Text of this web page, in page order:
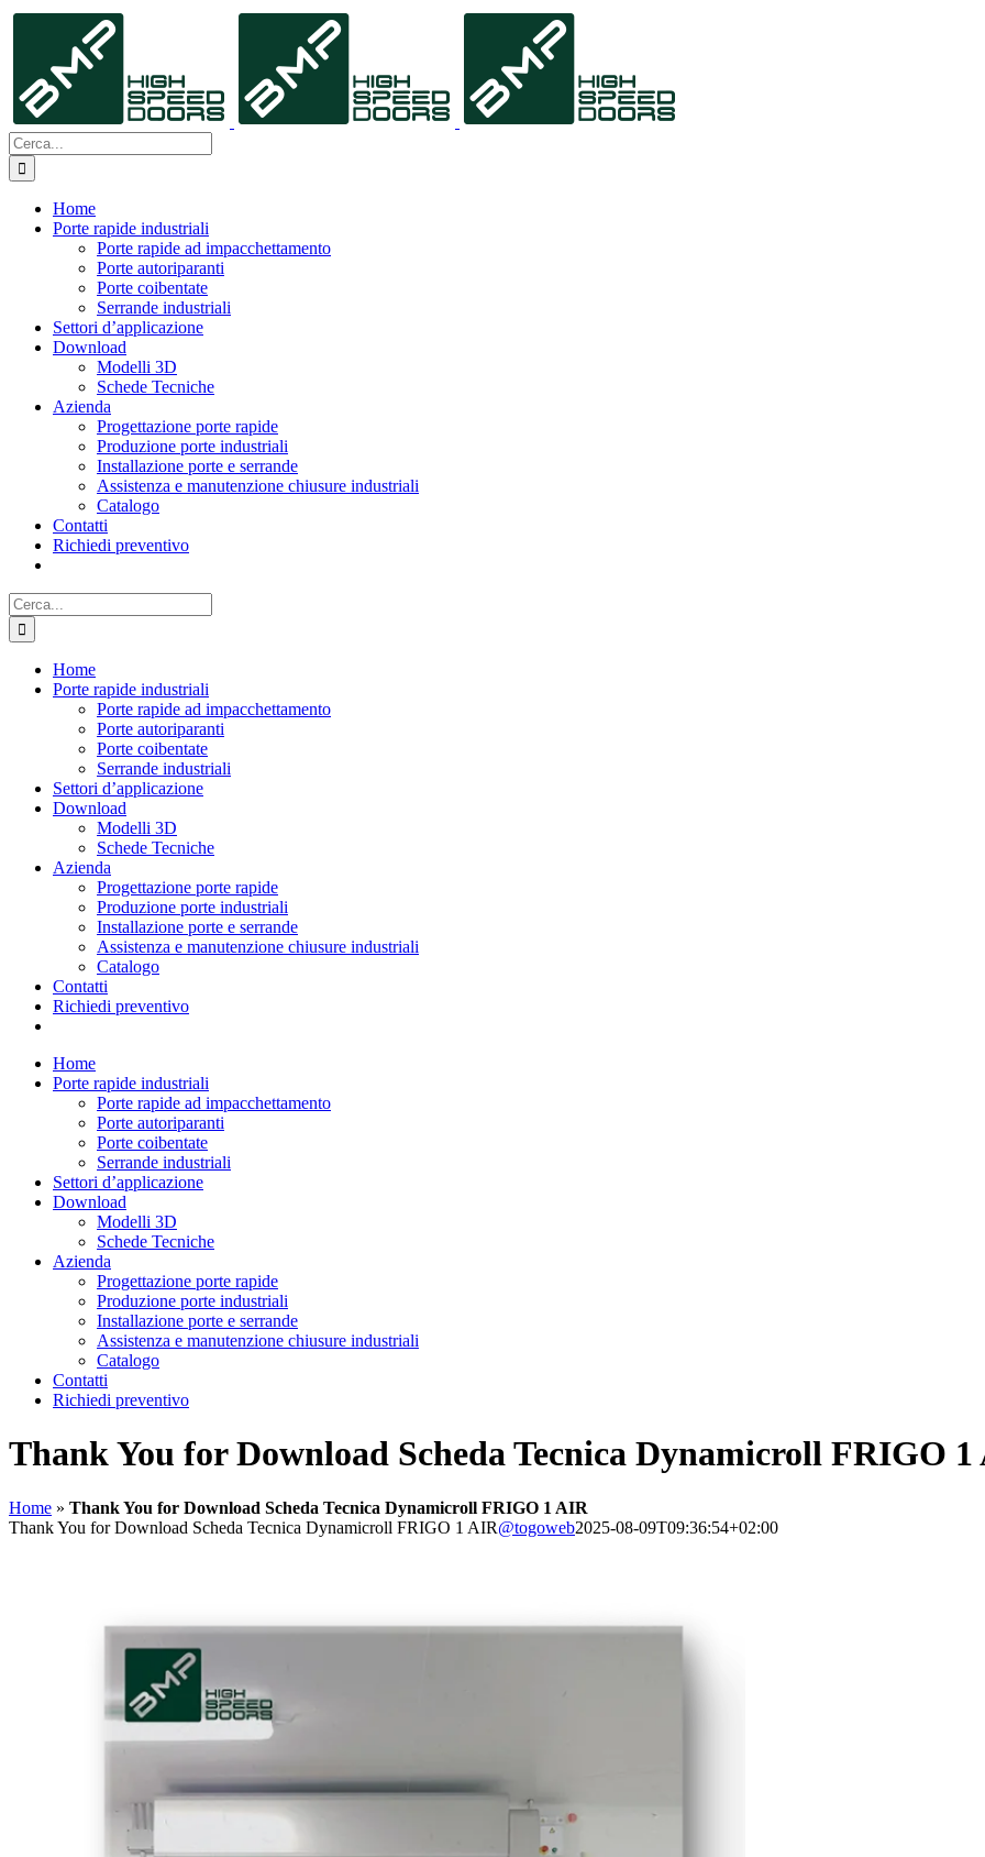
Salta
contenuto
Cerca
per:
Home
Porte rapide industriali
Porte rapide ad impacchettamento
Porte autoriparanti
Porte coibentate
Serrande industriali
Settori d’applicazione
Download
Modelli 3D
Schede Tecniche
Azienda
Progettazione porte rapide
Produzione porte industriali
Installazione porte e serrande
Assistenza e manutenzione chiusure industriali
Catalogo
Contatti
Richiedi preventivo
Cerca
per:
Home
Porte rapide industriali
Porte rapide ad impacchettamento
Porte autoriparanti
Porte coibentate
Serrande industriali
Settori d’applicazione
Download
Modelli 3D
Schede Tecniche
Azienda
Progettazione porte rapide
Produzione porte industriali
Installazione porte e serrande
Assistenza e manutenzione chiusure industriali
Catalogo
Contatti
Richiedi preventivo
Home
Porte rapide industriali
Porte rapide ad impacchettamento
Porte autoriparanti
Porte coibentate
Serrande industriali
Settori d’applicazione
Download
Modelli 3D
Schede Tecniche
Azienda
Progettazione porte rapide
Produzione porte industriali
Installazione porte e serrande
Assistenza e manutenzione chiusure industriali
Catalogo
Contatti
Richiedi preventivo
Thank You for Download Scheda Tecnica Dynamicroll FRIGO
Home » Thank You for Download Scheda Tecnica Dynamicroll FRIGO 1 AIR
Thank You for Download Scheda Tecnica Dynamicroll FRIGO 1 AIR@togoweb2025-08-09T09:36:54+02:00